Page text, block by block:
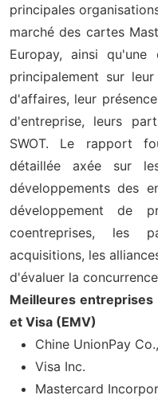
principales
marché des cartes
Europay, ainsi qu'une
principalement sur
d'affaires, leur
d'entreprise, leurs
SWOT. Le rapport
détaillée axée sur
développements des
développement de
coentreprises, les
acquisitions, les
d'évaluer la
Meilleures entreprises
et Visa (EMV)
Chine UnionPay
Visa Inc.
Mastercard